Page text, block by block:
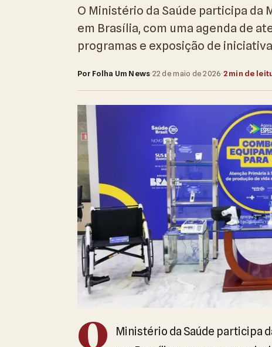
O Ministério da Saúde participa da
em Brasília, com uma agenda de
programas e exposição de
Por Folha Um News·22 de maio de 2026·2 min de
Ministério da Saúde participa